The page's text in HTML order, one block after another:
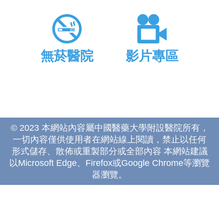
無菸醫院 影片專區
© 2023 本網站內容屬中國醫藥大學附設醫院所有，
一切內容僅供使用者在網站線上閱讀，禁止以任何
形式儲存、散佈或重製部分或全部內容 本網站建議
以Microsoft Edge、Firefox或Google Chrome等瀏覽
器瀏覽。